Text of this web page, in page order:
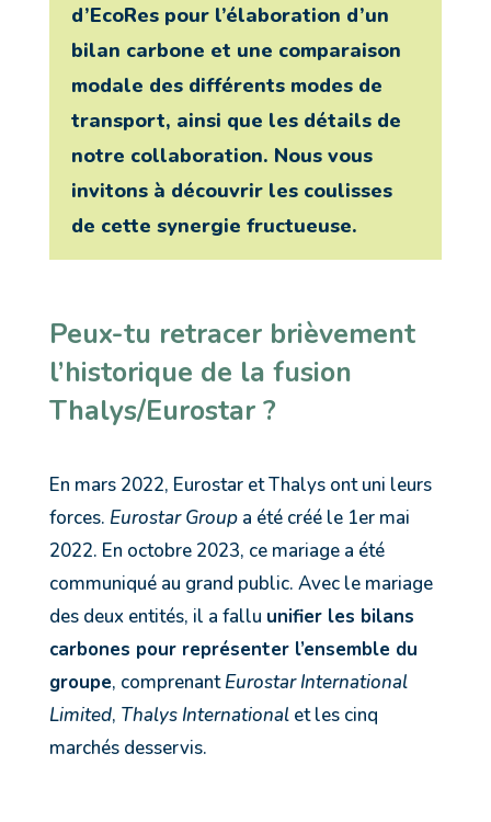
d’EcoRes pour l’élaboration d’un
bilan carbone et une comparaison
modale des différents modes de
transport, ainsi que les détails de
notre collaboration. Nous vous
invitons à découvrir les coulisses
de cette synergie fructueuse.
Peux-tu retracer brièvement
l’historique de la fusion
Thalys/Eurostar ?
En mars 2022, Eurostar et Thalys ont uni leurs
forces. Eurostar Groupa été créé le 1er mai
2022. En octobre 2023, ce mariage a été
communiqué au grand public. Avec le mariage
des deux entités, il a fallu unifier les bilans
carbones pour représenter l’ensemble du
groupe, comprenantEurostar International
Limited, Thalys Internationalet les cinq
marchés desservis.